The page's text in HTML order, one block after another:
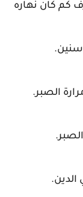
كم كان نهاره
سنين.
الصبر.
الدين.